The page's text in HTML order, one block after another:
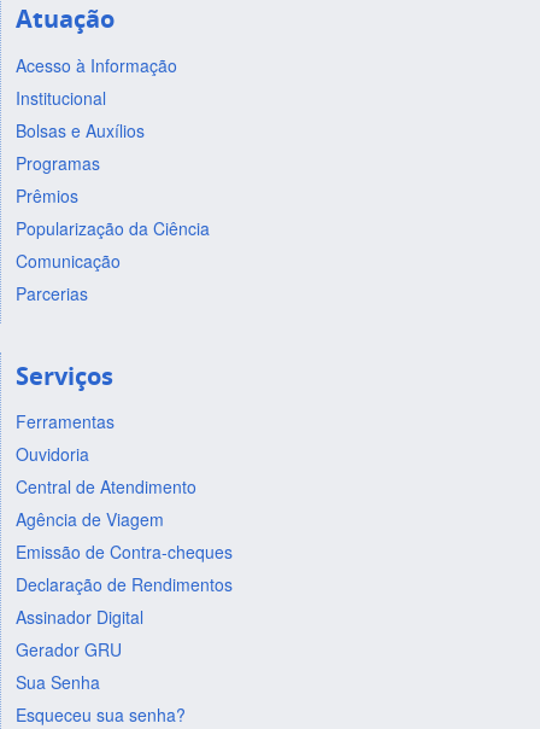
Atuação
Acesso à Informação
Institucional
Bolsas e Auxílios
Programas
Prêmios
Popularização da Ciência
Comunicação
Parcerias
Serviços
Ferramentas
Ouvidoria
Central de Atendimento
Agência de Viagem
Emissão de Contra-cheques
Declaração de Rendimentos
Assinador Digital
Gerador GRU
Sua Senha
Esqueceu sua senha?